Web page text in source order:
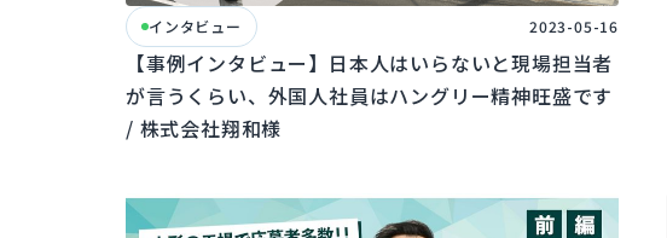
インタビュー 2023-05-16
【事例インタビュー】日本人はいらないと現場担当者
が言うくらい、外国人社員はハングリー精神旺盛です
/ 株式会社翔和様